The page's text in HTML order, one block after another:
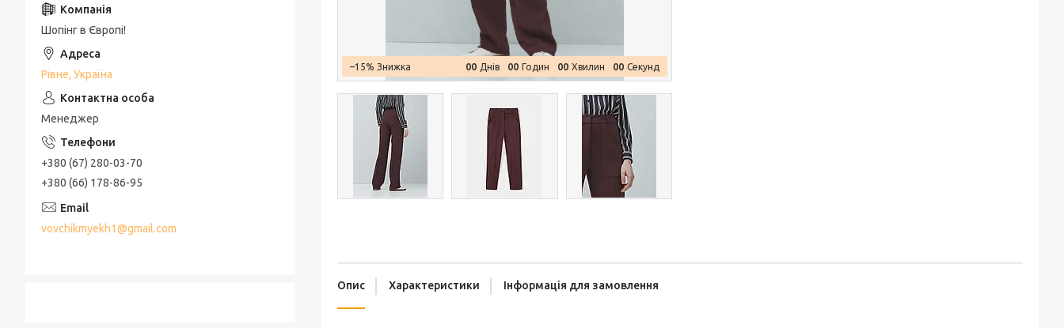
–15% 00 Днів 00 Годин 00 Хвилин 00 Секунд
Опис Характеристики Інформація для замовлення
Шопінг в Європі!
Рівне, Україна
Менеджер
+380 (67) 280-03-70
+380 (66) 178-86-95
vovchikmyekh1@gmail.com